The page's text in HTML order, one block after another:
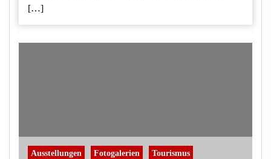
[…]
Ausstellungen Fotogalerien Tourismus